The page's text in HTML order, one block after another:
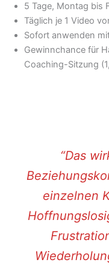
5 Tage, Montag bis
Täglich je 1 Video
Sofort anwenden
Gewinnchance für
Coaching-Sitzung
“Das
einzelnen